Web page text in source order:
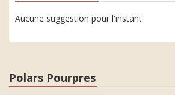
Aucune suggestion pour l'instant.
Polars Pourpres